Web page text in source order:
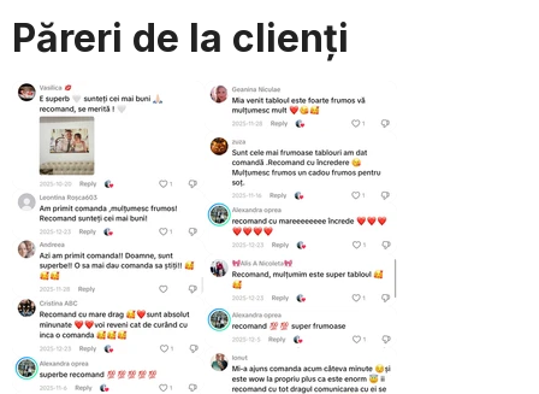
Păreri de la clienți